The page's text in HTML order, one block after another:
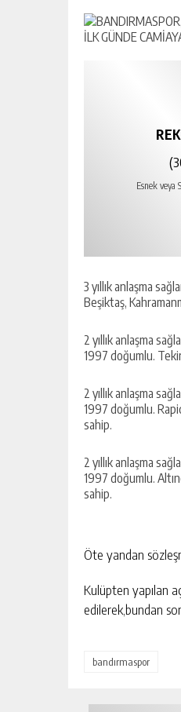
Esnek veya
3 yıllık anlaşma
Beşiktaş,
2 yıllık anlaşma
1997 doğumlu.
2 yıllık anlaşma
1997 doğumlu.
sahip.
2 yıllık anlaşma
1997 doğumlu.
sahip.
Öte yandan
Kulüpten yapılan
edilerek,bundan
bandırmaspor